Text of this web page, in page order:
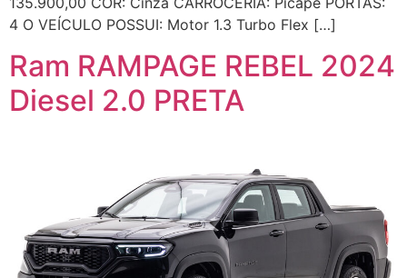
4 O VEÍCULO POSSUI: Motor 1.3 Turbo Flex […]
Ram RAMPAGE REBEL 2024
Diesel 2.0 PRETA